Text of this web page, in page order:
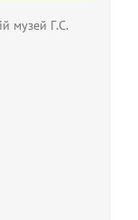
музей Г.С.